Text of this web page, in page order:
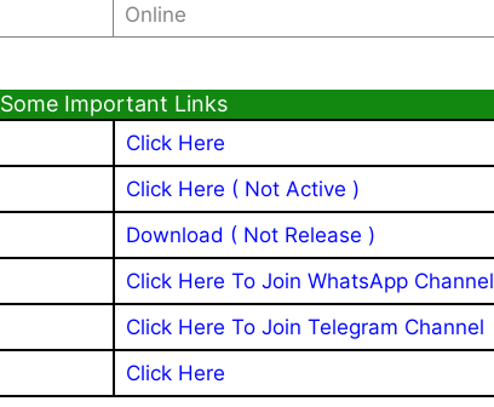
Online
Some Important Links
Click Here
Click Here ( Not Active )
Download ( Not Release )
Click Here To Join WhatsApp Channel
Click Here To Join Telegram Channel
Click Here